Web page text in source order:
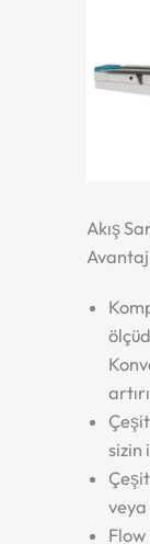
Akış
sizin
veya